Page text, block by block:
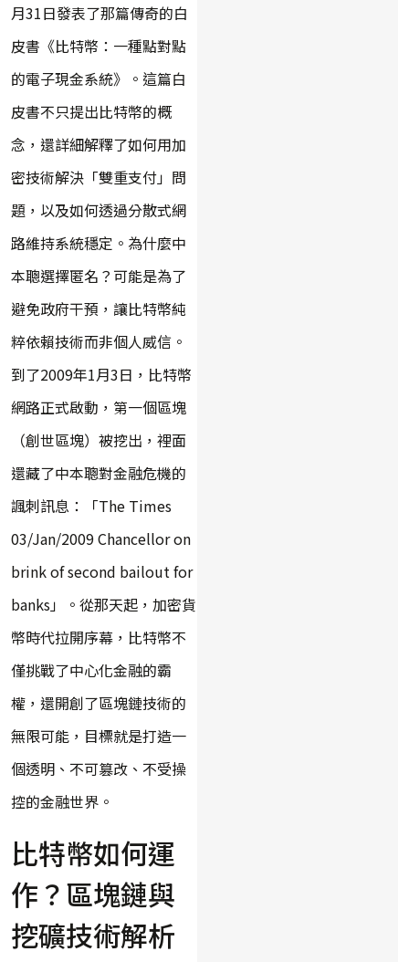
月31日發表了那篇傳奇的白
皮書《比特幣：一種點對點
的電子現金系統》。這篇白
皮書不只提出比特幣的概
念，還詳細解釋了如何用加
密技術解決「雙重支付」問
題，以及如何透過分散式網
路維持系統穩定。為什麼中
本聰選擇匿名？可能是為了
避免政府干預，讓比特幣純
粹依賴技術而非個人威信。
到了2009年1月3日，比特幣
網路正式啟動，第一個區塊
（創世區塊）被挖出，裡面
還藏了中本聰對金融危機的
諷刺訊息：「The Times
03/Jan/2009 Chancellor on
brink of second bailout for
banks」。從那天起，加密貨
幣時代拉開序幕，比特幣不
僅挑戰了中心化金融的霸
權，還開創了區塊鏈技術的
無限可能，目標就是打造一
個透明、不可篡改、不受操
控的金融世界。
比特幣如何運
作？區塊鏈與
挖礦技術解析